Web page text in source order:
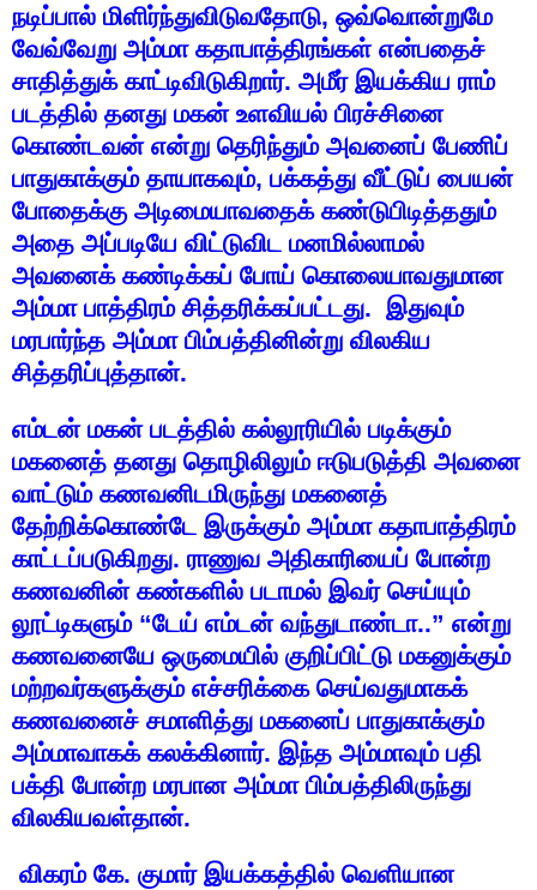
நடிப்பால் மிளிர்ந்துவிடுவதோடு, ஒவ்வொன்றுமே
வேவ்வேறு அம்மா கதாபாத்திரங்கள் என்பதைச்
சாதித்துக் காட்டிவிடுகிறார். அமீர் இயக்கிய ராம்
படத்தில் தனது மகன் உளவியல் பிரச்சினை
கொண்டவன் என்று தெரிந்தும் அவனைப் பேணிப்
பாதுகாக்கும் தாயாகவும், பக்கத்து வீட்டுப் பையன்
போதைக்கு அடிமையாவதைக் கண்டுபிடித்ததும்
அதை அப்படியே விட்டுவிட மனமில்லாமல்
அவனைக் கண்டிக்கப் போய் கொலையாவதுமான
அம்மா பாத்திரம் சித்தரிக்கப்பட்டது. இதுவும்
மரபார்ந்த அம்மா பிம்பத்தினின்று விலகிய
சித்தரிப்புத்தான்.
எம்டன் மகன் படத்தில் கல்லூரியில் படிக்கும்
மகனைத் தனது தொழிலிலும் ஈடுபடுத்தி அவனை
வாட்டும் கணவனிடமிருந்து மகனைத்
தேற்றிக்கொண்டே இருக்கும் அம்மா கதாபாத்திரம்
காட்டப்படுகிறது. ராணுவ அதிகாரியைப் போன்ற
கணவனின் கண்களில் படாமல் இவர் செய்யும்
லூட்டிகளும்“டேய் எம்டன் வந்துடாண்டா..” என்று
கணவனையே ஒருமையில் குறிப்பிட்டு மகனுக்கும்
மற்றவர்களுக்கும் எச்சரிக்கை செய்வதுமாகக்
கணவனைச் சமாளித்து மகனைப் பாதுகாக்கும்
அம்மாவாகக் கலக்கினார். இந்த அம்மாவும் பதி
பக்தி போன்ற மரபான அம்மா பிம்பத்திலிருந்து
விலகியவள்தான்.
விகரம் கே. குமார் இயக்கத்தில் வெளியான